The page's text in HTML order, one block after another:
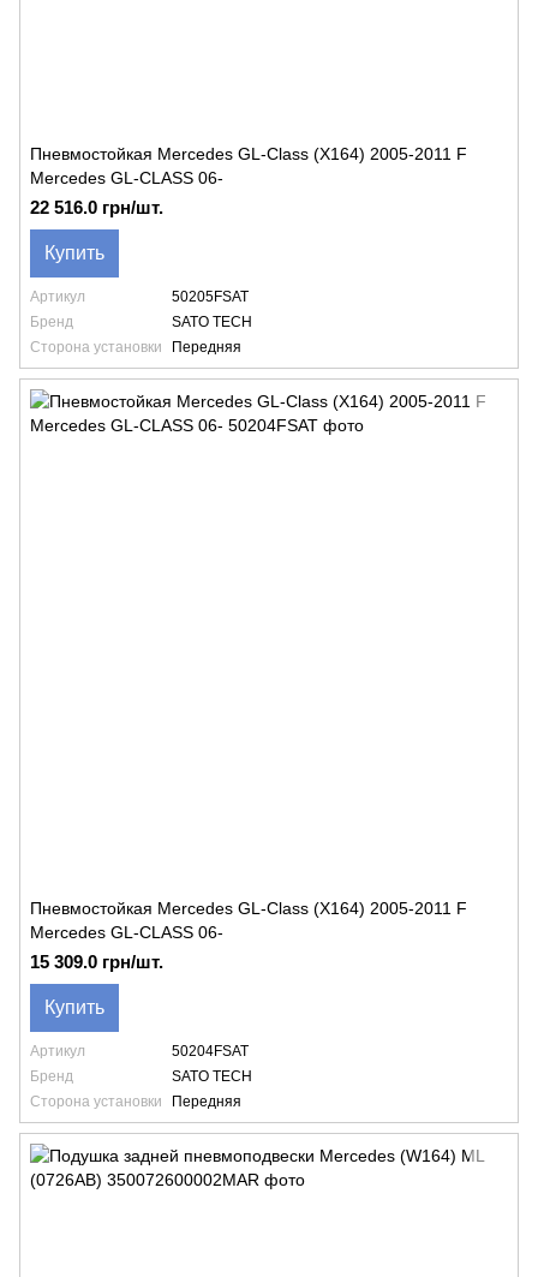
Пневмостойкая Mercedes GL-Class (X164) 2005-2011 F
Mercedes GL-CLASS 06-
22 516.0 грн/шт.
Купить
Артикул
50205FSAT
Бренд
SATO TECH
Сторона установки
Передняя
Пневмостойкая Mercedes GL-Class (X164) 2005-2011 F
Mercedes GL-CLASS 06-
15 309.0 грн/шт.
Купить
Артикул
50204FSAT
Бренд
SATO TECH
Сторона установки
Передняя